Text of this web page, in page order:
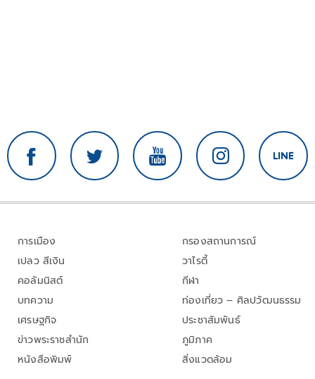
การเมือง
เปลว สีเงิน
คอลัมนิสต์
บทความ
เศรษฐกิจ
ข่าวพระราชสำนัก
หนังสือพิมพ์
กรองสถานการณ์
วาไรตี้
กีฬา
ท่องเที่ยว – ศิลปวัฒนธรรม
ประชาสัมพันธ์
ภูมิภาค
สิ่งแวดล้อม